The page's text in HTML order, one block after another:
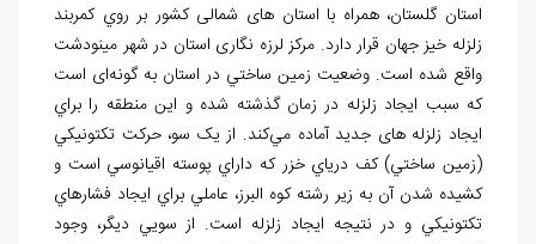
استان گلستان، همراه با استان های شمالی کشور بر روي کمربند
زلزله خيز جهان قرار دارد. مرکز لرزه نگاری استان در شهر مينودشت
واقع شده است. وضعيت زمين ‏ساختي در استان به گونهای است
که سبب ايجاد زلزله در زمان گذشته شده و اين منطقه را براي
ايجاد زلزله های جديد آماده ميکند. از يک سو، حرکت تکتونيکي
(زمين ساختي) کف درياي خزر که داراي پوسته اقيانوسي است و
کشيده شدن آن به زير رشته کوه البرز، عاملي براي ايجاد فشارهاي
تکتونيکي و در نتيجه‏ ايجاد زلزله است. از سويي ديگر، وجود